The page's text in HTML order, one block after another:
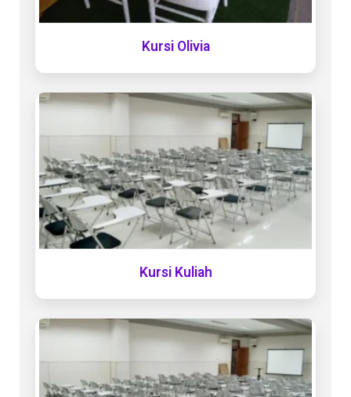
Kursi Olivia
Kursi Kuliah